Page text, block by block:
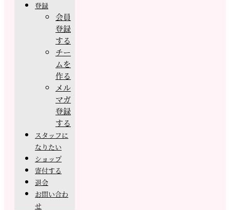
登録
会員
登録
する
チー
ムを
作る
メル
マガ
登録
する
スタッフに
なりたい
ショップ
寄付する
退会
お問い合わ
せ